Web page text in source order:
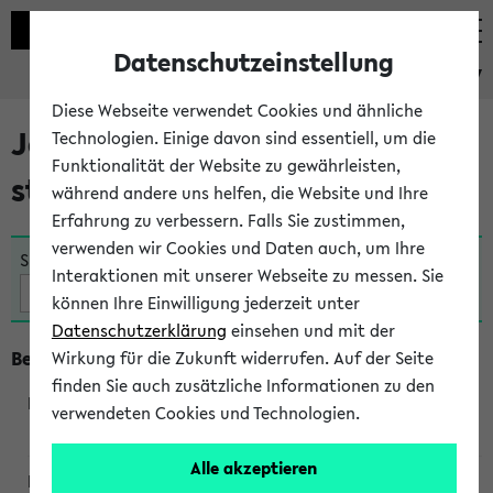
eKVV
Jetzt und in Kürze
stattfindende Veranstaltungen
Suche:
Beginn um 18 Uhr
Datenschutzeinstellung
Diese Webseite verwendet Cookies und ähnliche
Technologien. Einige davon sind essentiell, um die
Funktionalität der Website zu gewährleisten,
während andere uns helfen, die Website und Ihre
Erfahrung zu verbessern. Falls Sie zustimmen,
verwenden wir Cookies und Daten auch, um Ihre
Interaktionen mit unserer Webseite zu messen. Sie
können Ihre Einwilligung jederzeit unter
Datenschutzerklärung einsehen und mit der
Wirkung für die Zukunft widerrufen. Auf der Seite
finden Sie auch zusätzliche Informationen zu den
verwendeten Cookies und Technologien.
Alle akzeptieren